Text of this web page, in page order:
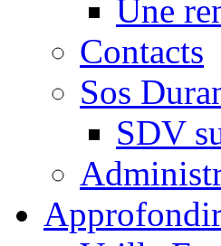
Une
Contacts
Sos
SDV